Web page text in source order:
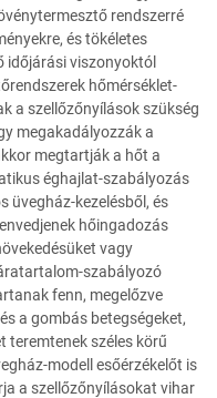
rendszerré
és tökéletes
időjárási viszonyoktól
hőmérséklet-
a szellőzőnyílások szükség
megakadályozzák a
megtartják a hőt a
éghajlat-szabályozás
üvegház-kezelésből, és
hőingadozás
vagy
szabályozó
fenn, megelőzve
a gombás betegségeket,
teremtenek széles körű
modell esőérzékelőt is
a szellőzőnyílásokat vihar